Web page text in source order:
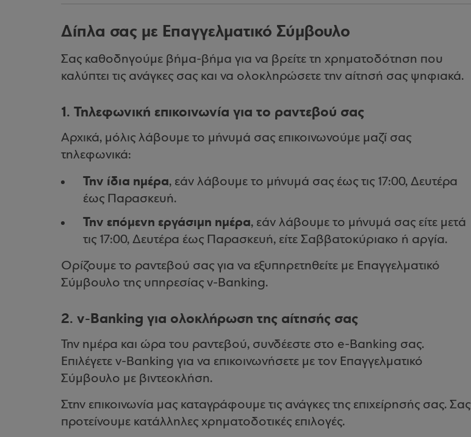
Δίπλα σας με Επαγγελματικό Σύμβουλο
Σας καθοδηγούμε βήμα-βήμα για να βρείτε τη χρηματοδότηση που
καλύπτει τις ανάγκες σας και να ολοκληρώσετε την αίτησή σας ψηφιακά.
1. Τηλεφωνική επικοινωνία για το ραντεβού σας
Αρχικά, μόλις λάβουμε το μήνυμά σας επικοινωνούμε μαζί σας
τηλεφωνικά:
Την ίδια ημέρα, εάν λάβουμε το μήνυμά σας έως τις 17:00, Δευτέρα
έως Παρασκευή.
Την επόμενη εργάσιμη ημέρα, εάν λάβουμε το μήνυμά σας είτε μετά
τις 17:00, Δευτέρα έως Παρασκευή, είτε Σαββατοκύριακο ή αργία.
Ορίζουμε το ραντεβού σας για να εξυπηρετηθείτε με Επαγγελματικό
Σύμβουλο της υπηρεσίας v-Banking.
2. v-Banking για ολοκλήρωση της αίτησής σας
Την ημέρα και ώρα του ραντεβού, συνδέεστε στο e-Banking σας.
Επιλέγετε v-Banking για να επικοινωνήσετε με τον Επαγγελματικό
Σύμβουλο με βιντεοκλήση.
Στην επικοινωνία μας καταγράφουμε τις ανάγκες της επιχείρησής σας. Σας
προτείνουμε κατάλληλες χρηματοδοτικές επιλογές.